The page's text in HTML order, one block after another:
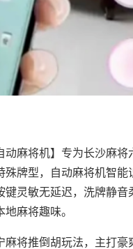
动麻将机】专为长沙麻
殊牌型，自动麻将机智
灵敏无延迟，洗牌静
麻将趣味。
麻将推倒胡玩法，主打